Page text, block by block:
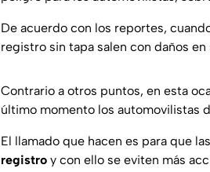
De acuerdo con los reportes,
registro sin tapa salen con daños
Contrario a otros puntos, en esta
último momento los automovilistas
El llamado que hacen es para que
registro y con ello se eviten más